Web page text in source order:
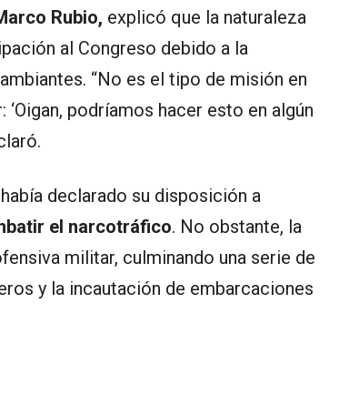
Rubio, explicó que la naturaleza
al Congreso debido a la
“No es el tipo de misión en
podríamos hacer esto en algún
declarado su disposición a
el narcotráfico. No obstante, la
militar, culminando una serie de
y la incautación de embarcaciones